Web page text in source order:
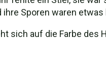
Sporen waren etwas
sich auf die Farbe des